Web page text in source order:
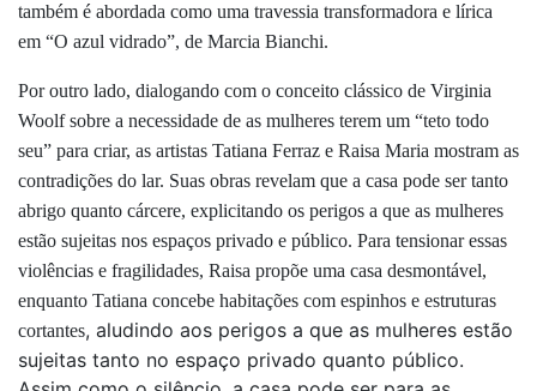
também é abordada como uma travessia transformadora e lírica
em “O azul vidrado”, de Marcia Bianchi.
Por outro lado, dialogando com o conceito clássico de Virginia
Woolf sobre a necessidade de as mulheres terem um “teto todo
seu” para criar, as artistas Tatiana Ferraz e Raisa Maria mostram as
contradições do lar. Suas obras revelam que a casa pode ser tanto
abrigo quanto cárcere, explicitando os perigos a que as mulheres
estão sujeitas nos espaços privado e público. Para tensionar essas
violências e fragilidades, Raisa propõe uma casa desmontável,
enquanto Tatiana concebe habitações com espinhos e estruturas
cortantes, aludindo aos perigos a que as mulheres estão
sujeitas tanto no espaço privado quanto público.